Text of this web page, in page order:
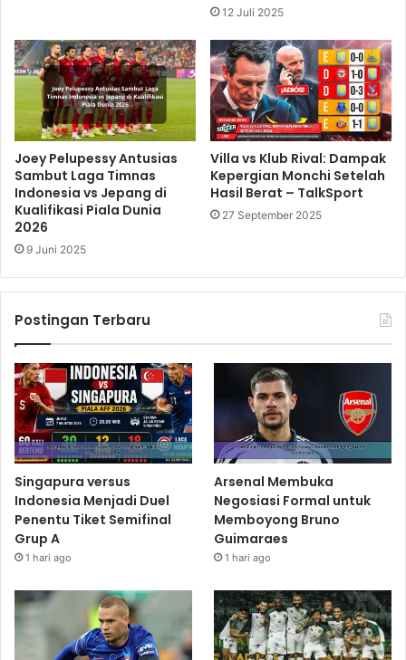
12 Juli 2025
Joey Pelupessy Antusias
Sambut Laga Timnas
Indonesia vs Jepang di
Kualifikasi Piala Dunia
2026
9 Juni 2025
Villa vs Klub Rival: Dampak
Kepergian Monchi Setelah
Hasil Berat – TalkSport
27 September 2025
Postingan Terbaru
Singapura versus
Indonesia Menjadi Duel
Penentu Tiket Semifinal
Grup A
1 hari ago
Arsenal Membuka
Negosiasi Formal untuk
Memboyong Bruno
Guimaraes
1 hari ago